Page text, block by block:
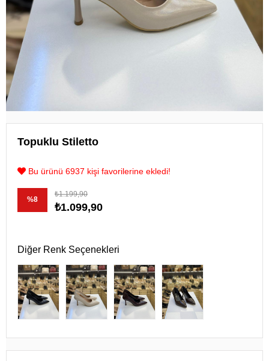
Topuklu Stiletto
Bu ürünü 6937 kişi favorilerine ekledi!
%8
İndirim
₺1.199,90
₺1.099,90
Diğer Renk Seçenekleri